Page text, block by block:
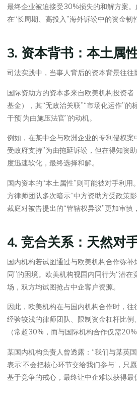
最终企业被迫接受30%损失的和解方案
在“长周期、高投入”海外诉讼中的资金韧
3. 资本背书：本土属
司法实践中，当事人背后的资本背景往往
国际资助方的资本多来自欧美机构投资
基金），其“无政治关联”“市场化运作”的
干预’为由施压法官”的动机。
例如，在某中企与欧洲企业的专利侵权案
受政府支持”为由拖延诉讼，但在得知资
度迅速软化，最终选择和解。
国内资本的“本土属性”则可能被对手利
方律师团队多次暗示“中方资助方受政策
裁庭对被告提出的“管辖权异议”更加审慎
4. 竞合关系：天然对
国内机构若试图通过与欧美机构合作弥补
同”的困境。欧美机构视国内同行为“潜
场，双方均试图抢占中企客户资源。
因此，欧美机构在与国内机构合作时，
经验较浅的律师团队、限制资金杠杆比
（常超30%，而与国际机构合作仅需20%
某国内机构负责人曾透露：“我们与某英
表示‘不会把核心环节交给我们参与’，只
基于竞争的戒心，最终让中企难以获得最